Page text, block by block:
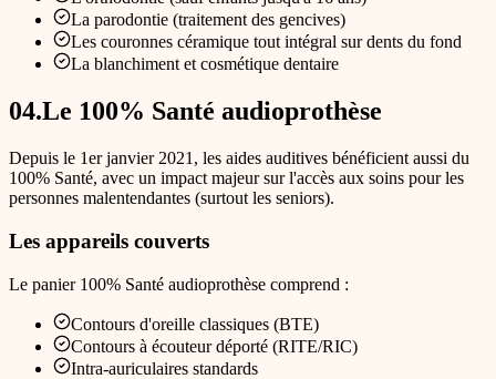
La parodontie (traitement des gencives)
Les couronnes céramique tout intégral sur dents du fond
La blanchiment et cosmétique dentaire
04.Le 100% Santé audioprothèse
Depuis le 1er janvier 2021, les aides auditives bénéficient aussi du
100% Santé, avec un impact majeur sur l'accès aux soins pour les
personnes malentendantes (surtout les seniors).
Les appareils couverts
Le panier 100% Santé audioprothèse comprend :
Contours d'oreille classiques (BTE)
Contours à écouteur déporté (RITE/RIC)
Intra-auriculaires standards